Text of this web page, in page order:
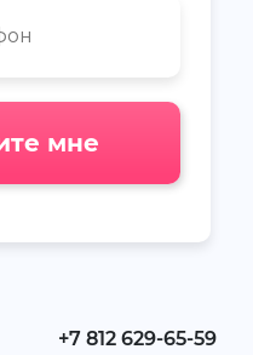
мне
+7 812 629-65-59